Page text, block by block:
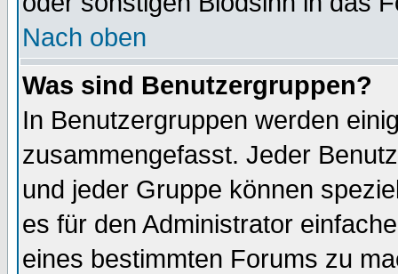
Nach oben
Was sind Benutzergruppen?
In Benutzergruppen werden
zusammengefasst. Jeder
und jeder Gruppe können
es für den Administrator
eines bestimmten Forums zu